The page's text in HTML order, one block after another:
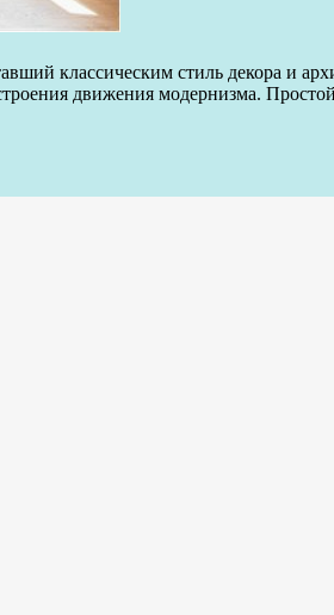
классическим стиль декора и
движения модернизма.